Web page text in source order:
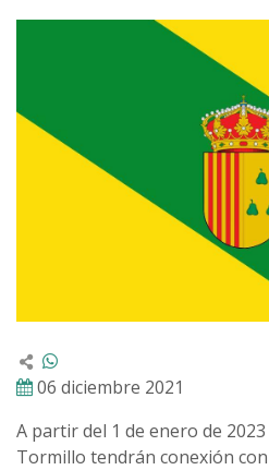
06 diciembre 2021
A partir del 1 de enero de
Tormillo tendrán conexión